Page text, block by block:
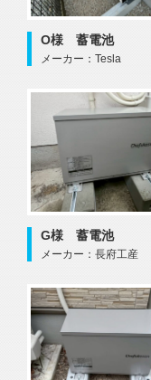
O様 蓄電池
メーカー：Tesla
G様 蓄電池
メーカー：長府工産